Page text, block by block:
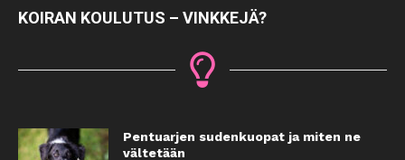
KOIRAN KOULUTUS – VINKKEJÄ?
Pentuarjen sudenkuopat ja miten ne
vältetään